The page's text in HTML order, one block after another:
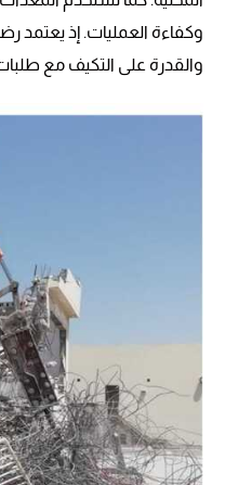
وكفاءة العمليات. إذ يعتمد
والقدرة على التكيف مع